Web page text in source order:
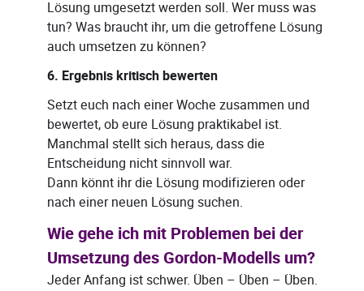
Lösung umgesetzt werden soll. Wer muss was
tun? Was braucht ihr, um die getroffene Lösung
auch umsetzen zu können?
6. Ergebnis kritisch bewerten
Setzt euch nach einer Woche zusammen und
bewertet, ob eure Lösung praktikabel ist.
Manchmal stellt sich heraus, dass die
Entscheidung nicht sinnvoll war.
Dann könnt ihr die Lösung modifizieren oder
nach einer neuen Lösung suchen.
Wie gehe ich mit Problemen bei der
Umsetzung des Gordon-Modells um?
Jeder Anfang ist schwer. Üben – Üben – Üben.